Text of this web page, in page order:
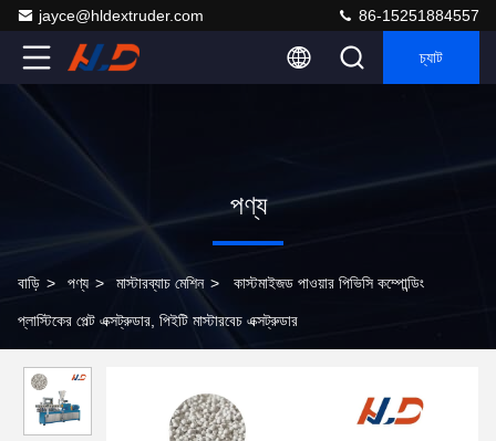
jayce@hldextruder.com 86-15251884557
চ্যাট
পণ্য
বাড়ি > পণ্য > মাস্টারব্যাচ মেশিন > কাস্টমাইজড পাওয়ার পিভিসি কম্পোন্ডিং
প্লাস্টিকের পেল্ট এক্সট্রুডার, পিইটি মাস্টারবেচ এক্সট্রুডার